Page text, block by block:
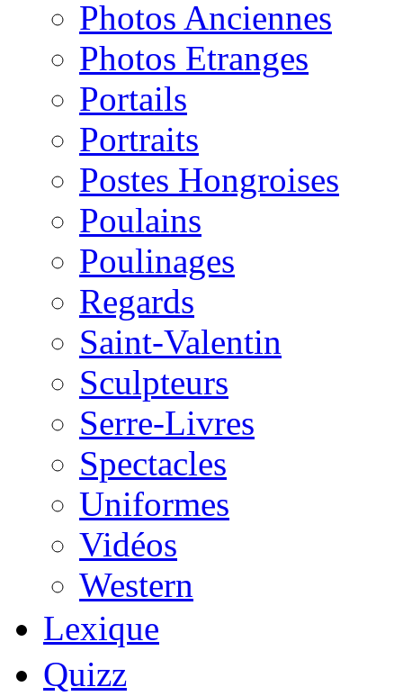
Photos Anciennes
Photos Etranges
Portails
Portraits
Postes Hongroises
Poulains
Poulinages
Regards
Saint-Valentin
Sculpteurs
Serre-Livres
Spectacles
Uniformes
Vidéos
Western
Lexique
Quizz